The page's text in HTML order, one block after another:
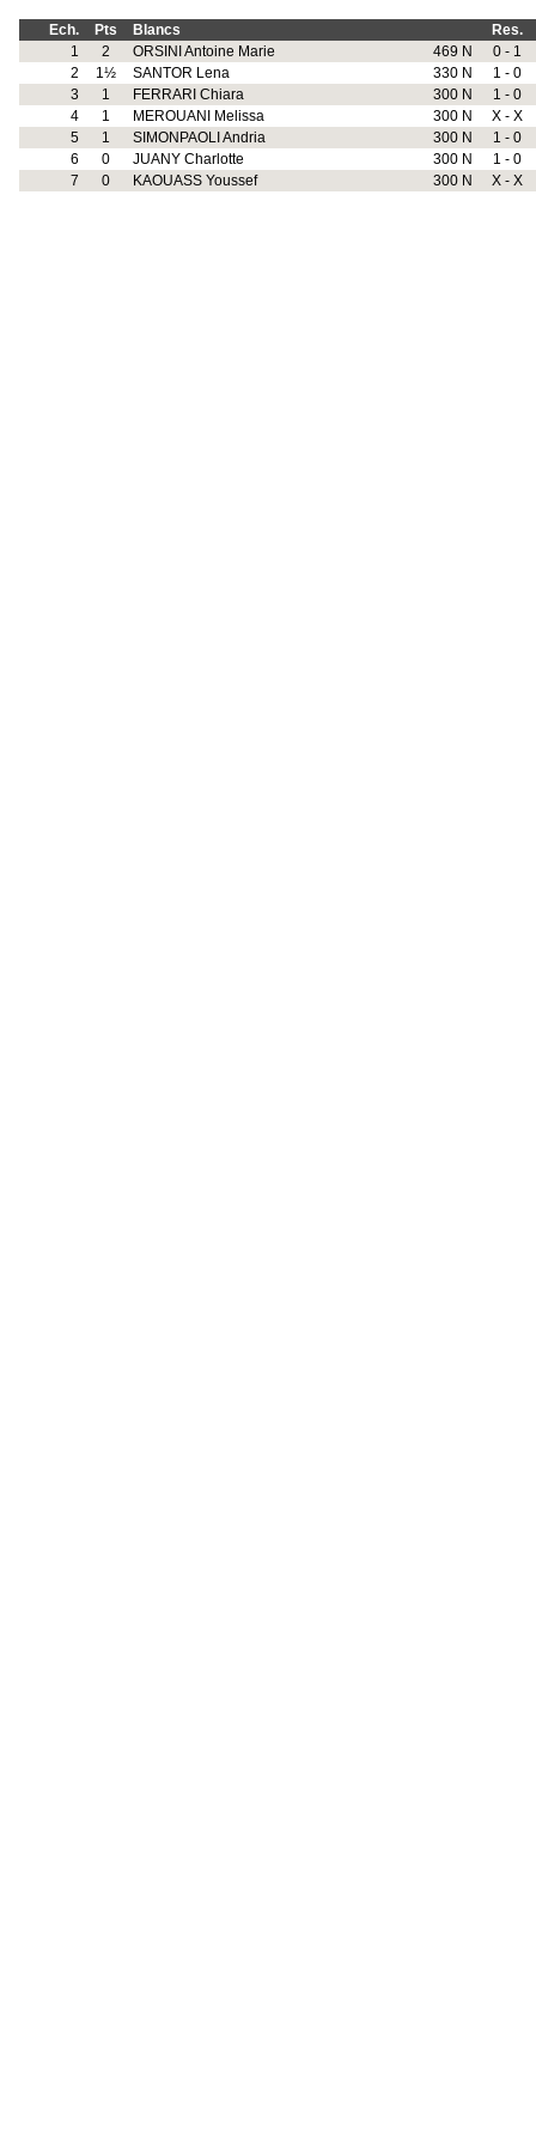
Ech. Pts Blancs
Res.
1
2 ORSINI Antoine Marie 469 N
0 - 1
2
1½ SANTOR Lena 330 N
1 - 0
3
1 FERRARI Chiara 300 N
1 - 0
4
1 MEROUANI Melissa 300 N
X - X
5
1 SIMONPAOLI Andria 300 N
1 - 0
6
0 JUANY Charlotte 300 N
1 - 0
7
0 KAOUASS Youssef 300 N X - X